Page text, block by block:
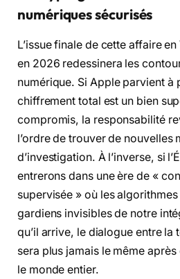
numériques sécurisés
L’issue finale de cette affaire
en 2026 redessinera les
numérique. Si Apple parvient à
chiffrement total est un bien
compromis, la responsabilité
l’ordre de trouver de nouvelles
d’investigation. À l’inverse, si
entrerons dans une ère de «
supervisée » où les
gardiens invisibles de notre
qu’il arrive, le dialogue entre la
sera plus jamais le même
le monde entier.